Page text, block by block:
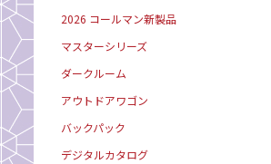
2026 コールマン新製品
マスターシリーズ
ダークルーム
アウトドアワゴン
バックパック
デジタルカタログ